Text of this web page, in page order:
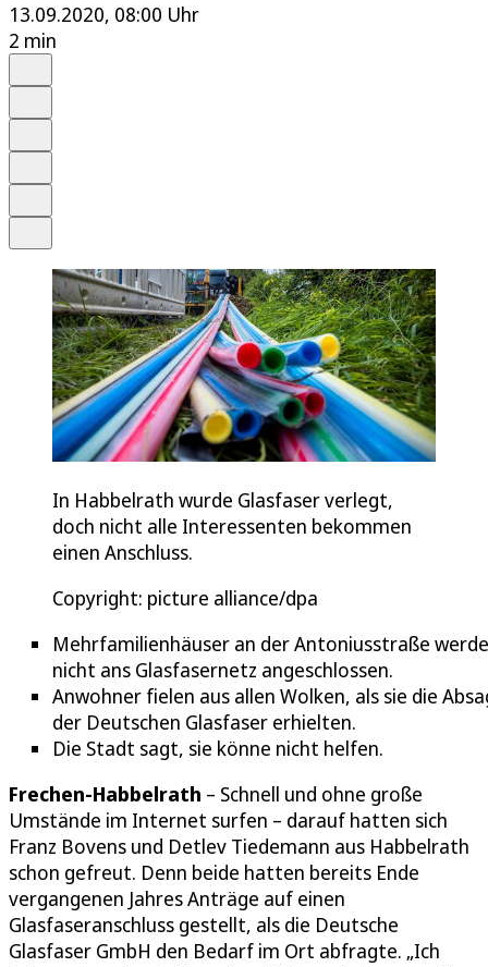
13.09.2020, 08:00 Uhr
2 min
In Habbelrath wurde Glasfaser verlegt,
doch nicht alle Interessenten bekommen
einen Anschluss.
Copyright: picture alliance/dpa
Mehrfamilienhäuser an der Antoniusstraße
nicht ans Glasfasernetz angeschlossen.
Anwohner fielen aus allen Wolken, als sie die
der Deutschen Glasfaser erhielten.
Die Stadt sagt, sie könne nicht helfen.
Frechen-Habbelrath – Schnell und ohne große
Umstände im Internet surfen – darauf hatten sich
Franz Bovens und Detlev Tiedemann aus Habbelrath
schon gefreut. Denn beide hatten bereits Ende
vergangenen Jahres Anträge auf einen
Glasfaseranschluss gestellt, als die Deutsche
Glasfaser GmbH den Bedarf im Ort abfragte. „Ich